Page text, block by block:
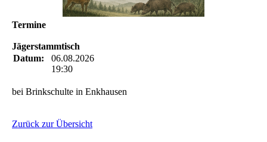
Termine
Jägerstammtisch
Datum:
06.08.2026
19:30
bei Brinkschulte in Enkhausen
Zurück zur Übersicht